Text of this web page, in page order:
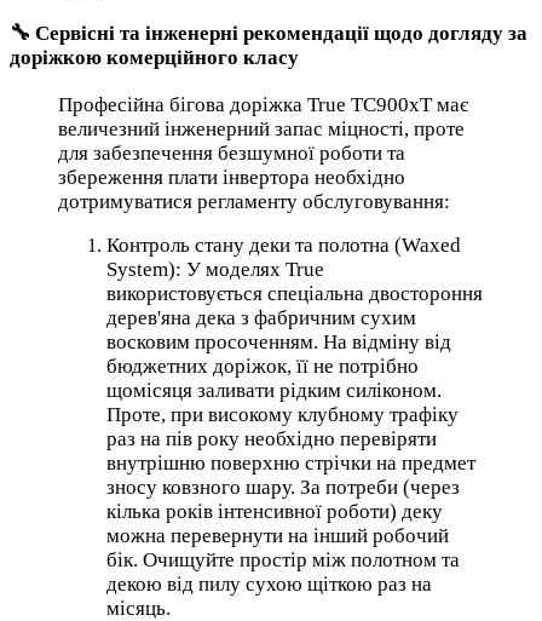
🔧 Сервісні та інженерні рекомендації щодо догляду за
доріжкою комерційного класу
Професійна бігова доріжка True TC900xT має
величезний інженерний запас міцності, проте
для забезпечення безшумної роботи та
збереження плати інвертора необхідно
дотримуватися регламенту обслуговування:
Контроль стану деки та полотна (Waxed
System): У моделях True
використовується спеціальна двостороння
дерев'яна дека з фабричним сухим
восковим просоченням. На відміну від
бюджетних доріжок, її не потрібно
щомісяця заливати рідким силіконом.
Проте, при високому клубному трафіку
раз на пів року необхідно перевіряти
внутрішню поверхню стрічки на предмет
зносу ковзного шару. За потреби (через
кілька років інтенсивної роботи) деку
можна перевернути на інший робочий
бік. Очищуйте простір між полотном та
декою від пилу сухою щіткою раз на
місяць.